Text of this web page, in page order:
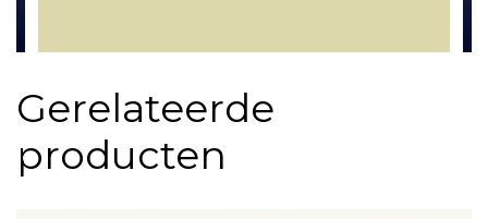
Gerelateerde
producten